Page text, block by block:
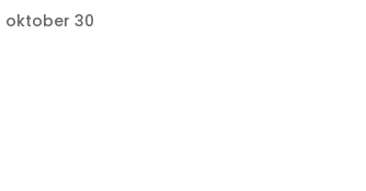
oktober 30